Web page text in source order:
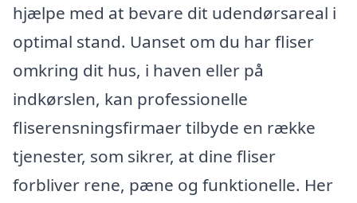
hjælpe med at bevare dit udendørsareal i
optimal stand. Uanset om du har fliser
omkring dit hus, i haven eller på
indkørslen, kan professionelle
fliserensningsfirmaer tilbyde en række
tjenester, som sikrer, at dine fliser
forbliver rene, pæne og funktionelle. Her